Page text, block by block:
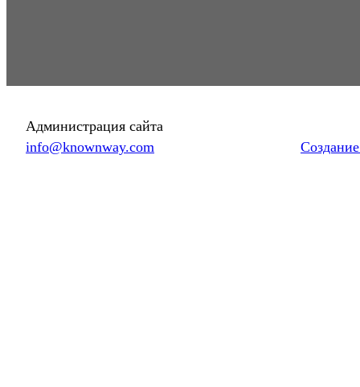
Администрация сайта
info@knownway.com